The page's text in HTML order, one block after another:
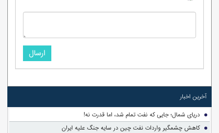
ارسال
آخرین اخبار
دریای شمال؛ جایی که نفت تمام شد، اما قدرت نه!
کاهش چشمگیر واردات نفت چین در سایه جنگ علیه ایران